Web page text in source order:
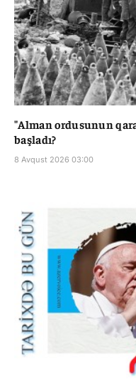
"Alman ordusunun
başladı?
8 Avqust 2026 03:00